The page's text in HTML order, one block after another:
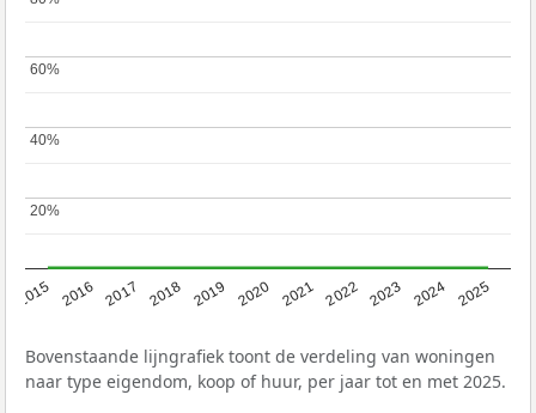
2015 2016 2017 2018 2019 2020 2021 2022 2023 2024 2025
20%
20%
40%
40%
60%
60%
Bovenstaande lijngrafiek toont de verdeling van woningen
naar type eigendom, koop of huur, per jaar tot en met 2025.